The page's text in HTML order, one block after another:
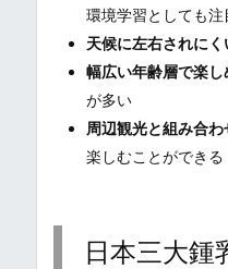
環境学習としても注
天候に左右されにく
幅広い年齢層で楽し
が多い
周辺観光と組み合
楽しむことができる
日本三大